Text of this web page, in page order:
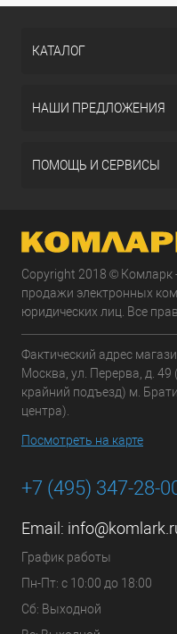
КАТАЛОГ
НАШИ ПРЕДЛОЖЕНИЯ
ПОМОЩЬ И СЕРВИСЫ
Copyright 2018 © Комларк
продажи электронных
юридических лиц. Все
Фактический адрес
Москва, ул. Перерва, д.
крайний подъезд) м.
центра).
Посмотреть на карте
+7 (495) 347-28-
Email:
График работы
Пн-Пт: с 10:00 до 18:00
Сб: Выходной